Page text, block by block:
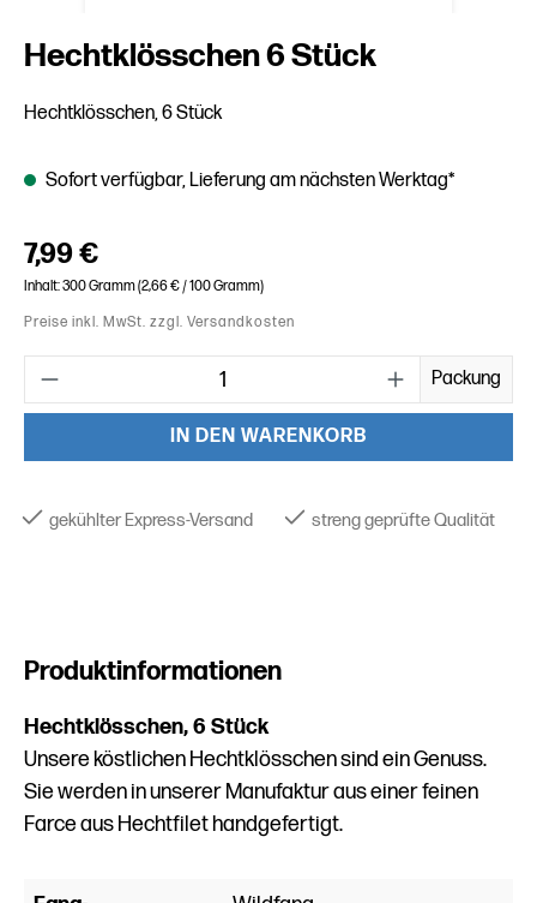
Hechtklösschen 6 Stück
Hechtklösschen, 6 Stück
Sofort verfügbar, Lieferung am nächsten Werktag*
Regulärer Preis:
7,99 €
Inhalt:300 Gramm(2,66 € / 100 Gramm)
Preise inkl. MwSt. zzgl. Versandkosten
Produkt Anzahl: Gib den gewünschten Wert ein oder benutze
Packung
IN DEN WARENKORB
gekühlter Express-Versand streng geprüfte Qualität
Produktinformationen
Hechtklösschen, 6 Stück
Unsere köstlichen Hechtklösschen sind ein Genuss.
Sie werden in unserer Manufaktur aus einer feinen
Farce aus Hechtfilet handgefertigt.